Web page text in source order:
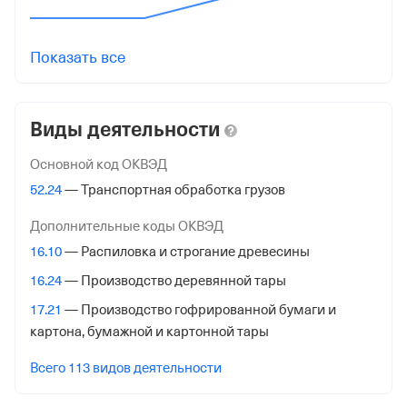
Регистрация ФНС
Дата регистрации
Межрайонная Инспекция Федеральной Налоговой
Службы № 46 по гор. Москве
Адрес налоговой
125373, гор. Москва, Походный Проезд, Домовладение
Внебюджетные фонды
Регистрационный номер в ПФР
Показать все
Виды деятельности
Основной код ОКВЭД
52.24— Транспортная обработка грузов
Дополнительные коды ОКВЭД
16.10— Распиловка и строгание древесины
16.24— Производство деревянной тары
17.21 — Производство гофрированной бумаги и
картона, бумажной и картонной тары
Всего 113 видов деятельности